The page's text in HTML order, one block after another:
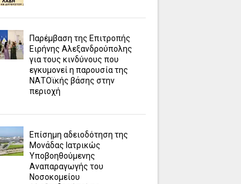
Παρέμβαση της Επιτροπής
Ειρήνης Αλεξανδρούπολης
για τους κινδύνους που
εγκυμονεί η παρουσία της
ΝΑΤΟϊκής βάσης στην
περιοχή
Επίσημη αδειοδότηση της
Μονάδας Ιατρικώς
Υποβοηθούμενης
Αναπαραγωγής του
Νοσοκομείου